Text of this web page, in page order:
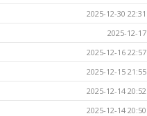
2025-12-30 22:31
2025-12-17
2025-12-16 22:57
2025-12-15 21:55
2025-12-14 20:52
2025-12-14 20:50